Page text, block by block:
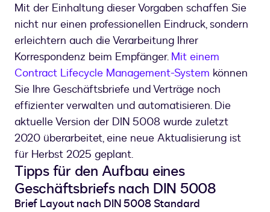
Mit der Einhaltung dieser Vorgaben schaffen Sie
nicht nur einen professionellen Eindruck, sondern
erleichtern auch die Verarbeitung Ihrer
Korrespondenz beim Empfänger. Mit einem
Contract Lifecycle Management-System können
Sie Ihre Geschäftsbriefe und Verträge noch
effizienter verwalten und automatisieren. Die
aktuelle Version der DIN 5008 wurde zuletzt
2020 überarbeitet, eine neue Aktualisierung ist
für Herbst 2025 geplant.
Tipps für den Aufbau eines
Geschäftsbriefs nach DIN 5008
Brief Layout nach DIN 5008 Standard